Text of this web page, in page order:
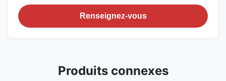
Renseignez-vous
Produits connexes